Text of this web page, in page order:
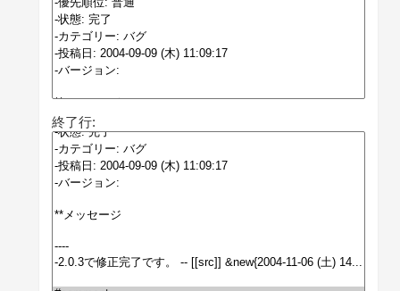
終了行: